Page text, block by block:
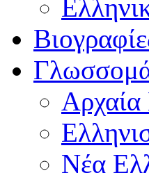
Αρχαία
Νέα